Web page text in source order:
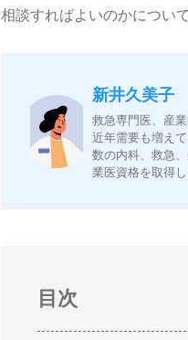
相談すればよいのかについ
新井久美子
救急専門医、産
近年需要も増え
数の内科、救急
業医資格を取得
目次